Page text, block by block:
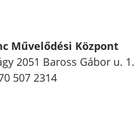
Művelődési Központ
2051 Baross Gábor u. 1.
507 2314